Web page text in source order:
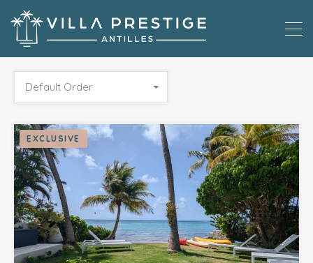
Default Order
EXCLUSIVE